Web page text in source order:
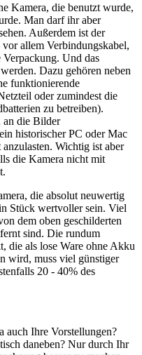
Kamera, die benutzt wurde,
Man darf ihr aber
Außerdem ist der
allem Verbindungskabel,
Und das
Dazu gehören neben
funktionierende
oder zumindest die
zu betreiben).
an die Bilder
historischer PC oder Mac
Wichtig ist aber
die Kamera nicht mit
die absolut neuwertig
Stück wertvoller sein. Viel
dem oben geschilderten
sind. Die rundum
die als lose Ware ohne Akku
wird, muss viel günstiger
20 - 40% des
auch Ihre Vorstellungen?
daneben? Nur durch Ihr